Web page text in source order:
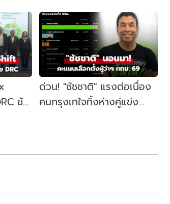
ขับ
ด่วน! "ชัชชาติ" แรงต่อเนื่อง
คนกรุงเทใจทิ้งห่างคู่แข่ง